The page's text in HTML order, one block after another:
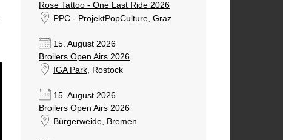
Rose Tattoo - One Last Ride 2026
PPC - ProjektPopCulture, Graz
15. August 2026
Broilers Open Airs 2026
IGA Park, Rostock
15. August 2026
Broilers Open Airs 2026
Bürgerweide, Bremen